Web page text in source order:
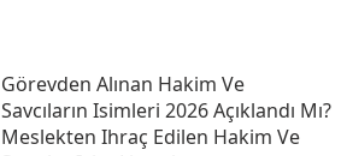
Görevden Alınan Hakim Ve
Savcıların Isimleri 2026 Açıklandı Mı?
Meslekten Ihraç Edilen Hakim Ve